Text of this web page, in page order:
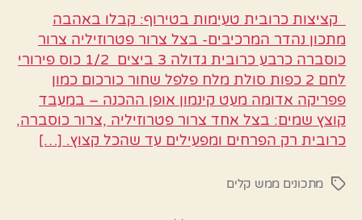
קציצות כרובית טעימות בטירוף: קבלו באהבה
מתכון נהדר המרכיבים- בצל צרור פטרוזיליה צרור
כוסברה כרבע כרובית גדולה 3 ביצים 1/2 כוס פירורי
לחם 2 כפות סולת מלח פלפל שחור כורכום כמון
פפריקה אדומה מעט קינמון אופן ההכנה – במעבד
קוצץ שמים: בצל אחד צרור פטרוזיליה ,צרור כוסברה,
כרובית רק הפרחים ומפעילים עד שהכל קצוץ. […]
תגיותמתכונים ממש קלים